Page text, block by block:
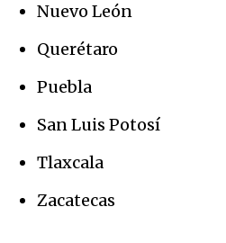
Únete a nuestra
comunidad de
suscriptores y
la conversación.
Para suscribirte, solo escribe tu
click en el botón de "suscribir".
Nuevo León
Querétaro
Puebla
San Luis Potosí
Tlaxcala
Zacatecas